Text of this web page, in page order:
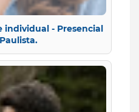
individual - Presencial